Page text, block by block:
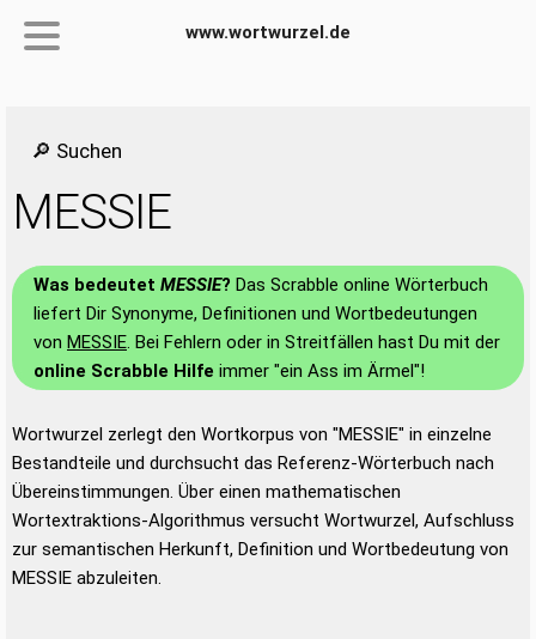
www.wortwurzel.de
🔎 Suchen
MESSIE
Was bedeutet MESSIE? Das Scrabble online Wörterbuch
liefert Dir Synonyme, Definitionen und Wortbedeutungen
von MESSIE. Bei Fehlern oder in Streitfällen hast Du mit der
online Scrabble Hilfe immer "ein Ass im Ärmel"!
Wortwurzel zerlegt den Wortkorpus von "MESSIE" in einzelne
Bestandteile und durchsucht das Referenz-Wörterbuch nach
Übereinstimmungen. Über einen mathematischen
Wortextraktions-Algorithmus versucht Wortwurzel, Aufschluss
zur semantischen Herkunft, Definition und Wortbedeutung von
MESSIE abzuleiten.